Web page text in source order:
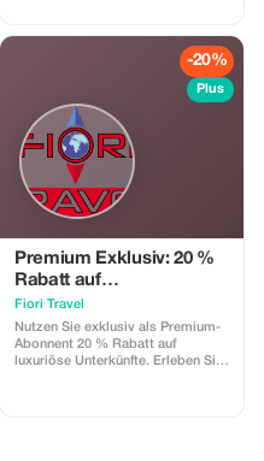
-20%
Plus
Premium Exklusiv: 20 %
Rabatt auf
Luxusaufenthalte
Fiori Travel
Nutzen Sie exklusiv als Premium-
Abonnent 20 % Rabatt auf
luxuriöse Unterkünfte. Erleben Sie